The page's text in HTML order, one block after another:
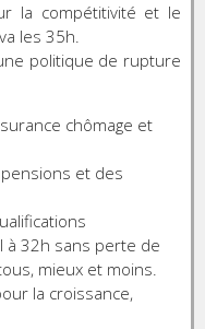
la compétitivité et le
les 35h.
politique de rupture
chômage et
et des
à 32h sans perte de
mieux et moins.
la croissance,